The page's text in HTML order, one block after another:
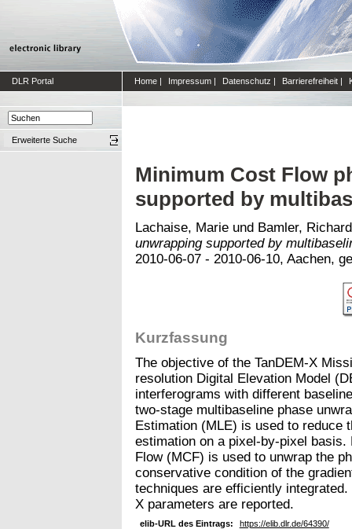
DLR Portal Home | Impressum | Datenschutz | Barrierefreiheit |
Erweiterte Suche
Minimum Cost Flow
supported by
Lachaise, Marie und Bamler, Richard
unwrapping supported by
2010-06-07 - 2010-06-10, Aachen,
Kurzfassung
The objective of the TanDEM-X
resolution Digital Elevation Model
interferograms with different
two-stage multibaseline phase
Estimation (MLE) is used to reduce
estimation on a pixel-by-pixel
Flow (MCF) is used to unwrap the
conservative condition of the
techniques are efficiently
X parameters are reported.
elib-URL des Eintrags:
https://elib.dlr.de/64390/